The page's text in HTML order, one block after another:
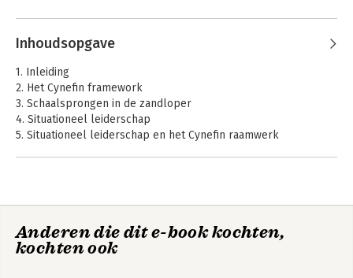
verbeteren van het opdrachtgeverschap via
Andere boeken door Edwin van
Dieën
Opdrachtgeverschap
in negen
De Opdrachtgever
Inhoudsopgave
1. Inleiding
2. Het Cynefin framework
3. Schaalsprongen in de zandloper
4. Situationeel leiderschap
5. Situationeel leiderschap en het Cynefin raamwerk
Anderen die dit e-book kochten,
kochten ook